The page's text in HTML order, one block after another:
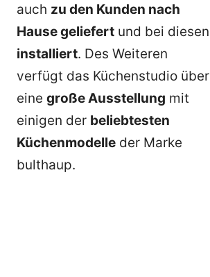
auch zu den Kunden nach
Hause geliefert und bei diesen
installiert. Des Weiteren
verfügt das Küchenstudio über
eine große Ausstellung mit
einigen der beliebtesten
Küchenmodelle der Marke
bulthaup.